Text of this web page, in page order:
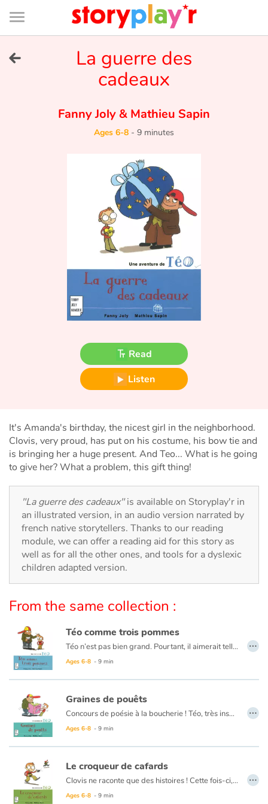
Connexion
Bibliothèque
de
page
Try for free
Tales and classics in french
Fable, myth, literature and poetry
Princesses and princes, kings, queens and dragons
Heroines and Heroes
Ecology, nature, seasons
The animals
Travel, epic, investigation, adventure
Learning
Arts, space, activities
Documentaries
With the family
Daily life and hobbies
At school
Love and friendship
Social issues
Emotions and feelings
La guerre des
cadeaux
Fanny Joly& Mathieu Sapin
Ages 6-8 - 9 minutes
Read
Listen
It's Amanda's birthday, the nicest girl in the neighborhood.
Clovis, very proud, has put on his costume, his bow tie and
is bringing her a huge present. And Teo... What is he going
to give her? What a problem, this gift thing!
"La guerre des cadeaux"is available on Storyplay'r in
an illustrated version, in an audio version narrated by
french native storytellers. Thanks to our reading
module, we can offer a reading aid for this story as
well as for all the other ones, and tools for a dyslexic
children adapted version.
From the same collection :
Téo comme trois pommes
Téo n’est pas bien grand. Pourtant, il aimerait tellement être un géant pour faire peur à Clovis, la terreur du quartier. Justement, le voilà ! Il vient encore se vanter parce qu’il emmène Amanda au cinéma. Ah non ! Téo a décidé que ça ne se passerait pas comme ça !
Ages 6-8 - 9 min
…
Graines de pouêts
Concours de poésie à la boucherie ! Téo, très inspiré, remplit les pages de son cahier. Clovis, lui, a beau chercher, il ne lui vient aucune idée. L’affreux parvient à voler le précieux cahier. Téo va-t-il se laisser faire… ?
Ages 6-8 - 9 min
…
Le croqueur de cafards
Clovis ne raconte que des histoires ! Cette fois-ci, il affirme à Amanda qu’il a déjà avalé des cafards. Quel frimeur ! Mais Téo et Amanda vont mettre Clovis à l’épreuve…
Ages 6-8 - 9 min
…